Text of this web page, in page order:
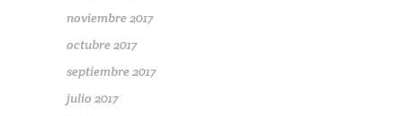
noviembre 2017
octubre 2017
septiembre 2017
julio 2017